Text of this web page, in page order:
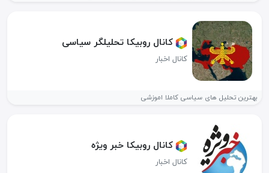
کانال روبیکا تحلیلگر سیاسی
کانال اخبار
بهترین تحلیل های سیاسی کاملا اموزشی
کانال روبیکا خبر ویژه
کانال اخبار